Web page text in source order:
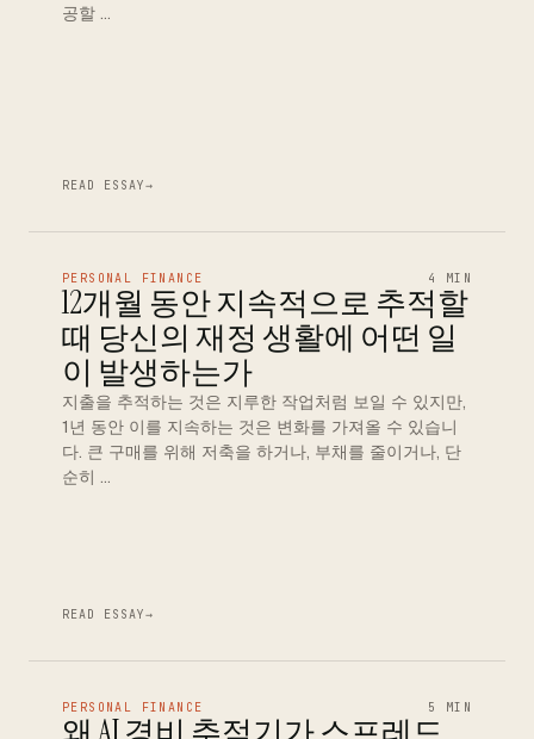
공할 …
READ ESSAY→
PERSONAL FINANCE 4 MIN
12개월 동안 지속적으로 추적할
때 당신의 재정 생활에 어떤 일
이 발생하는가
지출을 추적하는 것은 지루한 작업처럼 보일 수 있지만,
1년 동안 이를 지속하는 것은 변화를 가져올 수 있습니
다. 큰 구매를 위해 저축을 하거나, 부채를 줄이거나, 단
순히 …
READ ESSAY→
PERSONAL FINANCE 5 MIN